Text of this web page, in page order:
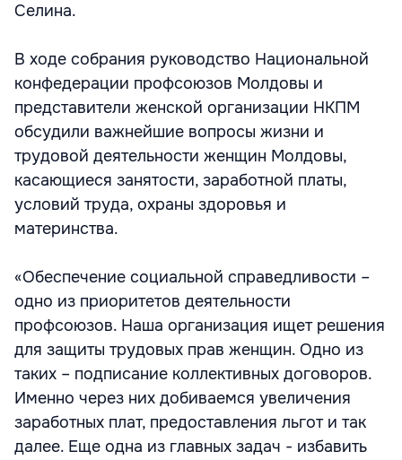
Селина.
В ходе собрания руководство Национальной
конфедерации профсоюзов Молдовы и
представители женской организации НКПМ
обсудили важнейшие вопросы жизни и
трудовой деятельности женщин Молдовы,
касающиеся занятости, заработной платы,
условий труда, охраны здоровья и
материнства.
«Обеспечение социальной справедливости –
одно из приоритетов деятельности
профсоюзов. Наша организация ищет решения
для защиты трудовых прав женщин. Одно из
таких – подписание коллективных договоров.
Именно через них добиваемся увеличения
заработных плат, предоставления льгот и так
далее. Еще одна из главных задач - избавить